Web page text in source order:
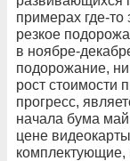
примерах где-
резкое
в ноябре-
подорожание,
рост стоимости
прогресс,
начала бума
цене
комплектующие,